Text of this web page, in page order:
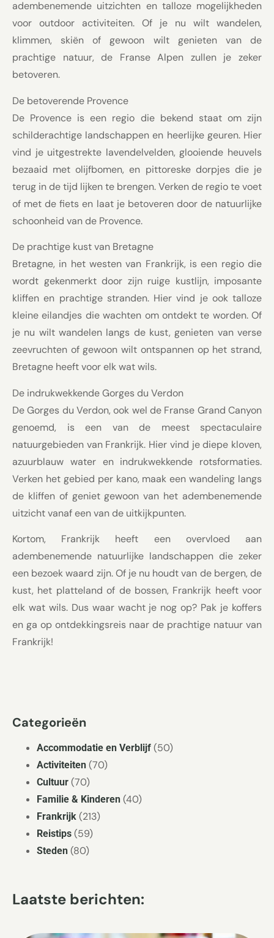
adembenemende uitzichten en talloze mogelijkheden
voor outdoor activiteiten. Of je nu wilt wandelen,
klimmen, skiën of gewoon wilt genieten van de
prachtige natuur, de Franse Alpen zullen je zeker
betoveren.
De betoverende Provence
De Provence is een regio die bekend staat om zijn
schilderachtige landschappen en heerlijke geuren. Hier
vind je uitgestrekte lavendelvelden, glooiende heuvels
bezaaid met olijfbomen, en pittoreske dorpjes die je
terug in de tijd lijken te brengen. Verken de regio te voet
of met de fiets en laat je betoveren door de natuurlijke
schoonheid van de Provence.
De prachtige kust van Bretagne
Bretagne, in het westen van Frankrijk, is een regio die
wordt gekenmerkt door zijn ruige kustlijn, imposante
kliffen en prachtige stranden. Hier vind je ook talloze
kleine eilandjes die wachten om ontdekt te worden. Of
je nu wilt wandelen langs de kust, genieten van verse
zeevruchten of gewoon wilt ontspannen op het strand,
Bretagne heeft voor elk wat wils.
De indrukwekkende Gorges du Verdon
De Gorges du Verdon, ook wel de Franse Grand Canyon
genoemd, is een van de meest spectaculaire
natuurgebieden van Frankrijk. Hier vind je diepe kloven,
azuurblauw water en indrukwekkende rotsformaties.
Verken het gebied per kano, maak een wandeling langs
de kliffen of geniet gewoon van het adembenemende
uitzicht vanaf een van de uitkijkpunten.
Kortom, Frankrijk heeft een overvloed aan
adembenemende natuurlijke landschappen die zeker
een bezoek waard zijn. Of je nu houdt van de bergen, de
kust, het platteland of de bossen, Frankrijk heeft voor
elk wat wils. Dus waar wacht je nog op? Pak je koffers
en ga op ontdekkingsreis naar de prachtige natuur van
Frankrijk!
Categorieën
Accommodatie en Verblijf (50)
Activiteiten (70)
Cultuur (70)
Familie & Kinderen (40)
Frankrijk (213)
Reistips (59)
Steden (80)
Laatste berichten: